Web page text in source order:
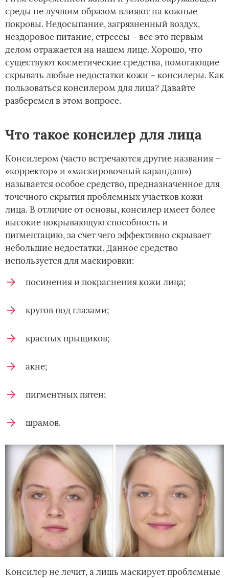
среды не лучшим образом влияют на кожные
покровы. Недосыпание, загрязненный воздух,
нездоровое питание, стрессы – все это первым
делом отражается на нашем лице. Хорошо, что
существуют косметические средства, помогающие
скрывать любые недостатки кожи – консилеры. Как
пользоваться консилером для лица? Давайте
разберемся в этом вопросе.
Что такое консилер для лица
Консилером (часто встречаются другие названия –
«корректор» и «маскировочный карандаш»)
называется особое средство, предназначенное для
точечного скрытия проблемных участков кожи
лица. В отличие от основы, консилер имеет более
высокие покрывающую способность и
пигментацию, за счет чего эффективно скрывает
небольшие недостатки. Данное средство
используется для маскировки:
посинения и покраснения кожи лица;
кругов под глазами;
красных прыщиков;
акне;
пигментных пятен;
шрамов.
Консилер не лечит, а лишь маскирует проблемные